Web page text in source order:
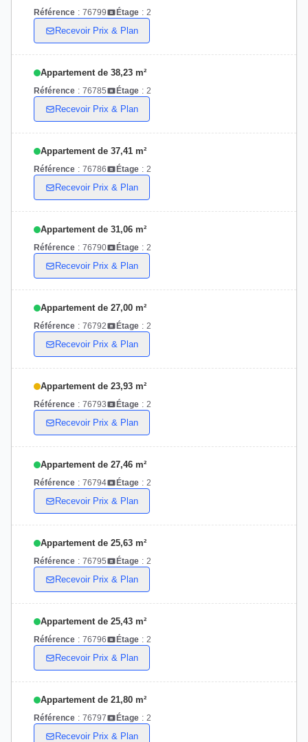
Référence : 76799 Étage : 2
Recevoir Prix & Plan
Appartement de 38,23 m²
Référence : 76785 Étage : 2
Recevoir Prix & Plan
Appartement de 37,41 m²
Référence : 76786 Étage : 2
Recevoir Prix & Plan
Appartement de 31,06 m²
Référence : 76790 Étage : 2
Recevoir Prix & Plan
Appartement de 27,00 m²
Référence : 76792 Étage : 2
Recevoir Prix & Plan
Appartement de 23,93 m²
Référence : 76793 Étage : 2
Recevoir Prix & Plan
Appartement de 27,46 m²
Référence : 76794 Étage : 2
Recevoir Prix & Plan
Appartement de 25,63 m²
Référence : 76795 Étage : 2
Recevoir Prix & Plan
Appartement de 25,43 m²
Référence : 76796 Étage : 2
Recevoir Prix & Plan
Appartement de 21,80 m²
Référence : 76797 Étage : 2
Recevoir Prix & Plan